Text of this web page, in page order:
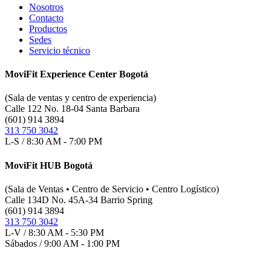
Nosotros
Contacto
Productos
Sedes
Servicio técnico
MoviFit Experience Center Bogotá
(Sala de ventas y centro de experiencia)
Calle 122 No. 18-04 Santa Barbara
(601) 914 3894
313 750 3042
L-S / 8:30 AM - 7:00 PM
MoviFit HUB Bogotá
(Sala de Ventas • Centro de Servicio • Centro Logístico)
Calle 134D No. 45A-34 Barrio Spring
(601) 914 3894
313 750 3042
L-V / 8:30 AM - 5:30 PM
Sábados / 9:00 AM - 1:00 PM